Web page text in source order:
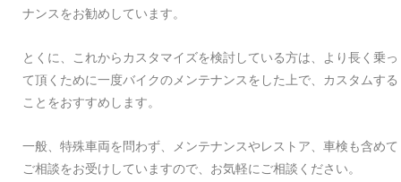
ナンスをお勧めしています。
とくに、これからカスタマイズを検討している方は、より長く乗っ
て頂くために一度バイクのメンテナンスをした上で、カスタムする
ことをおすすめします。
一般、特殊車両を問わず、メンテナンスやレストア、車検も含めて
ご相談をお受けしていますので、お気軽にご相談ください。